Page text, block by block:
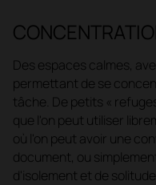
Des espaces calmes,
permettant de se
tâche. De petits «
que l'on peut utiliser
où l'on peut avoir une
document, ou
d'isolement et de solitude.